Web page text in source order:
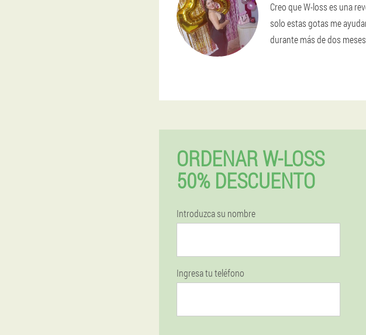
Creo que W-loss es una
solo estas gotas me
durante más de dos
ORDENAR W-LOSS
50% DESCUENTO
Introduzca su nombre
Ingresa tu teléfono